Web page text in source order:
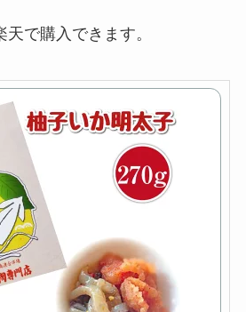
で購入できます。